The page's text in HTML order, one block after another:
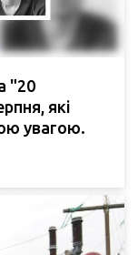
"20
які
увагою.